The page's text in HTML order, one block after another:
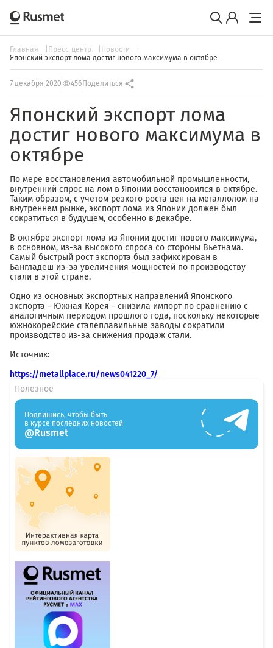
Главная Пресс-центр
Новости
Японский экспорт лома достиг нового максимума в октябре
7 декабря 2020 456 Поделиться
Японский экспорт лома
достиг нового максимума в
октябре
По мере восстановления автомобильной промышленности,
внутренний спрос на лом в Японии восстановился в октябре.
Таким образом, с учетом резкого роста цен на металлолом на
внутреннем рынке, экспорт лома из Японии должен был
сократиться в будущем, особенно в декабре.
В октябре экспорт лома из Японии достиг нового максимума,
в основном, из-за высокого спроса со стороны Вьетнама.
Самый быстрый рост экспорта был зафиксирован в
Бангладеш из-за увеличения мощностей по производству
стали в этой стране.
Одно из основных экспортных направлений Японского
экспорта - Южная Корея - снизила импорт по сравнению с
аналогичным периодом прошлого года, поскольку некоторые
южнокорейские сталеплавильные заводы сократили
производство из-за снижения продаж стали.
Источник:
https://metallplace.ru/news041220_7/
Полезное
Подпишись, чтобы быть
в курсе последних новостей
@Rusmet